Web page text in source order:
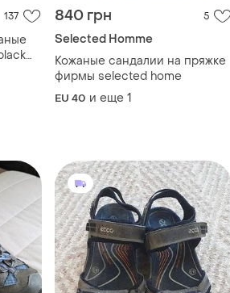
137 840 грн 5
Selected Homme
Кожаные сандалии на пряжке
фирмы selected home
EU 40 и еще 1